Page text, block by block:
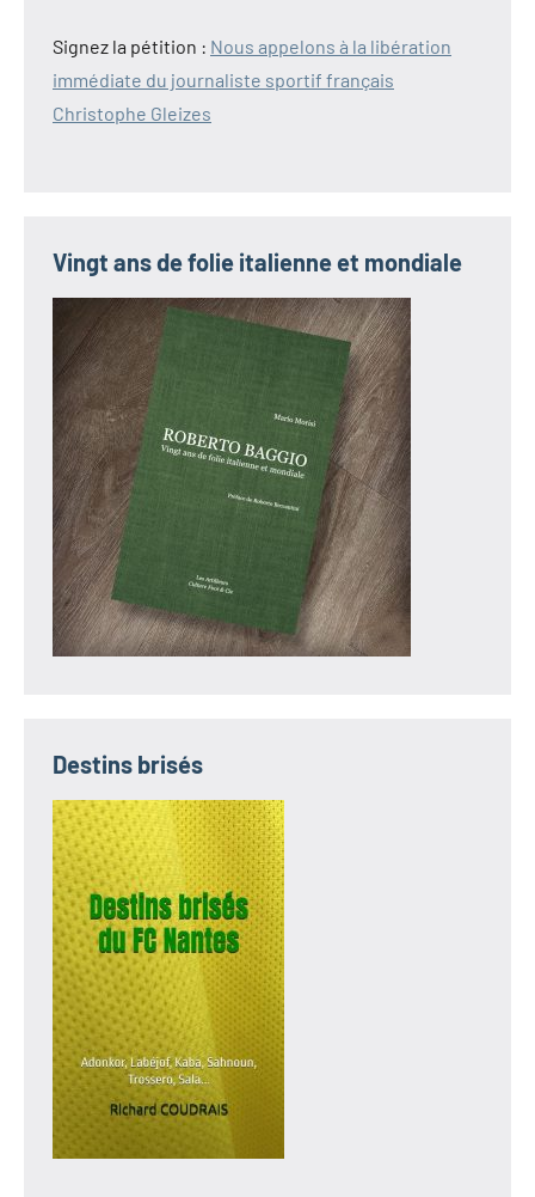
Signez la pétition : Nous appelons à la libération
immédiate du journaliste sportif français
Christophe Gleizes
Vingt ans de folie italienne et mondiale
Destins brisés